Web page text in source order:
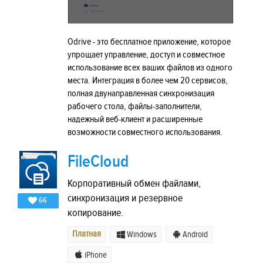
Odrive - это бесплатное приложение, которое
упрощает управление, доступ и совместное
использование всех ваших файлов из одного
места. Интеграция в более чем 20 сервисов,
полная двунаправленная синхронизация
рабочего стола, файлы-заполнители,
надежный веб-клиент и расширенные
возможности совместного использования.
66
FileCloud
Корпоративный обмен файлами,
синхронизация и резервное
копирование.
Платная Windows Android
iPhone